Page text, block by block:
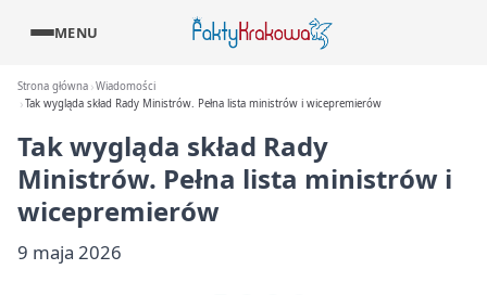
MENU
Strona główna Wiadomości
Tak wygląda skład Rady Ministrów. Pełna lista ministrów i wicepremierów
Tak wygląda skład Rady
Ministrów. Pełna lista ministrów i
wicepremierów
9 maja 2026